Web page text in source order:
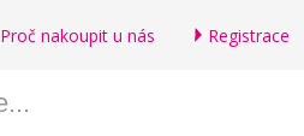
Proč nakoupit u nás Registrace